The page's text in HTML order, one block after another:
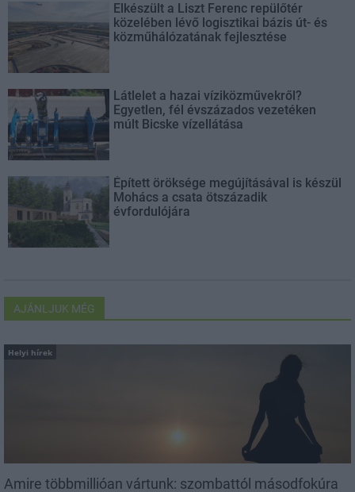
Elkészült a Liszt Ferenc repülőtér
közelében lévő logisztikai bázis út- és
közműhálózatának fejlesztése
Látlelet a hazai víziközművekről?
Egyetlen, fél évszázados vezetéken
múlt Bicske vízellátása
Épített öröksége megújításával is készül
Mohács a csata ötszázadik
évfordulójára
AJÁNLJUK MÉG
Helyi hírek
Amire többmillióan vártunk: szombattól másodfokúra